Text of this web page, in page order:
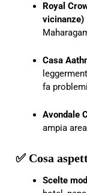
Royal
vicinanze)
Casa
fa
Avondale
ampia
✅ Cosa
Scelte